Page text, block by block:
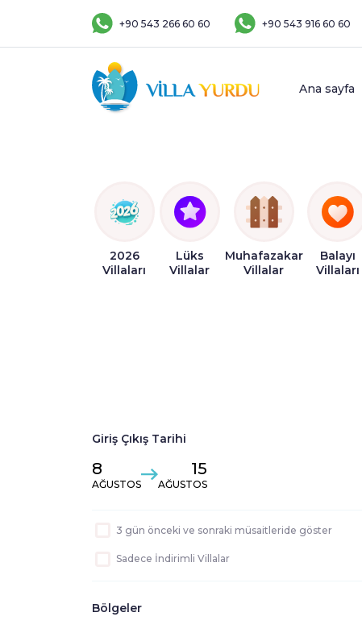
+90 543 266 60 60 +90 543 916 60 60
Ana sayfa
2026
Villaları
Lüks
Villalar
Muhafazakar
Villalar
Balayı
Villaları
Giriş Çıkış Tarihi
8
AĞUSTOS
15
AĞUSTOS
3 gün önceki ve sonraki müsaitleride göster
Sadece İndirimli Villalar
Bölgeler